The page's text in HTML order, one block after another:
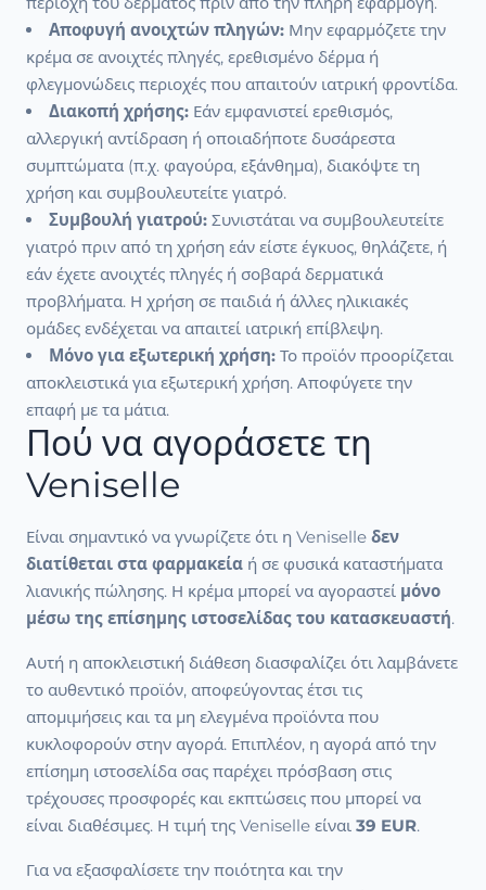
Αποφυγή ανοιχτών πληγών: Μην εφαρμόζετε την
κρέμα σε ανοιχτές πληγές, ερεθισμένο δέρμα ή
φλεγμονώδεις περιοχές που απαιτούν ιατρική φροντίδα.
Διακοπή χρήσης: Εάν εμφανιστεί ερεθισμός,
αλλεργική αντίδραση ή οποιαδήποτε δυσάρεστα
συμπτώματα (π.χ. φαγούρα, εξάνθημα), διακόψτε τη
χρήση και συμβουλευτείτε γιατρό.
Συμβουλή γιατρού: Συνιστάται να συμβουλευτείτε
γιατρό πριν από τη χρήση εάν είστε έγκυος, θηλάζετε, ή
εάν έχετε ανοιχτές πληγές ή σοβαρά δερματικά
προβλήματα. Η χρήση σε παιδιά ή άλλες ηλικιακές
ομάδες ενδέχεται να απαιτεί ιατρική επίβλεψη.
Μόνο για εξωτερική χρήση: Το προϊόν προορίζεται
αποκλειστικά για εξωτερική χρήση. Αποφύγετε την
επαφή με τα μάτια.
Πού να αγοράσετε τη
Veniselle
Είναι σημαντικό να γνωρίζετε ότι η Veniselle δεν
διατίθεται στα φαρμακεία ή σε φυσικά καταστήματα
λιανικής πώλησης. Η κρέμα μπορεί να αγοραστεί μόνο
μέσω της επίσημης ιστοσελίδας του κατασκευαστή.
Αυτή η αποκλειστική διάθεση διασφαλίζει ότι λαμβάνετε
το αυθεντικό προϊόν, αποφεύγοντας έτσι τις
απομιμήσεις και τα μη ελεγμένα προϊόντα που
κυκλοφορούν στην αγορά. Επιπλέον, η αγορά από την
επίσημη ιστοσελίδα σας παρέχει πρόσβαση στις
τρέχουσες προσφορές και εκπτώσεις που μπορεί να
είναι διαθέσιμες. Η τιμή της Veniselle είναι 39 EUR.
Για να εξασφαλίσετε την ποιότητα και την